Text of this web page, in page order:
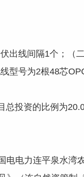
线间隔1个；（
型号为2根48芯
投资的比例为
电力连平泉水湾